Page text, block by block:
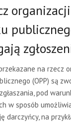
organizacji
na rzecz
(OPP) są
pod
w sposób
darczyńcy, na